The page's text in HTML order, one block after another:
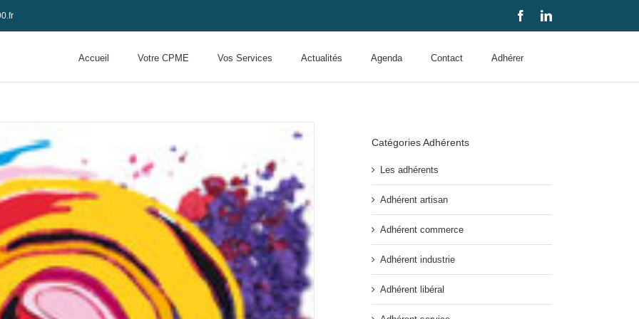
FacebookLinkedIn
Accueil Votre CPME Vos Services Actualités Agenda Contact Adhérer
Catégories Adhérents
Les adhérents
Adhérent artisan
Adhérent commerce
Adhérent industrie
Adhérent libéral